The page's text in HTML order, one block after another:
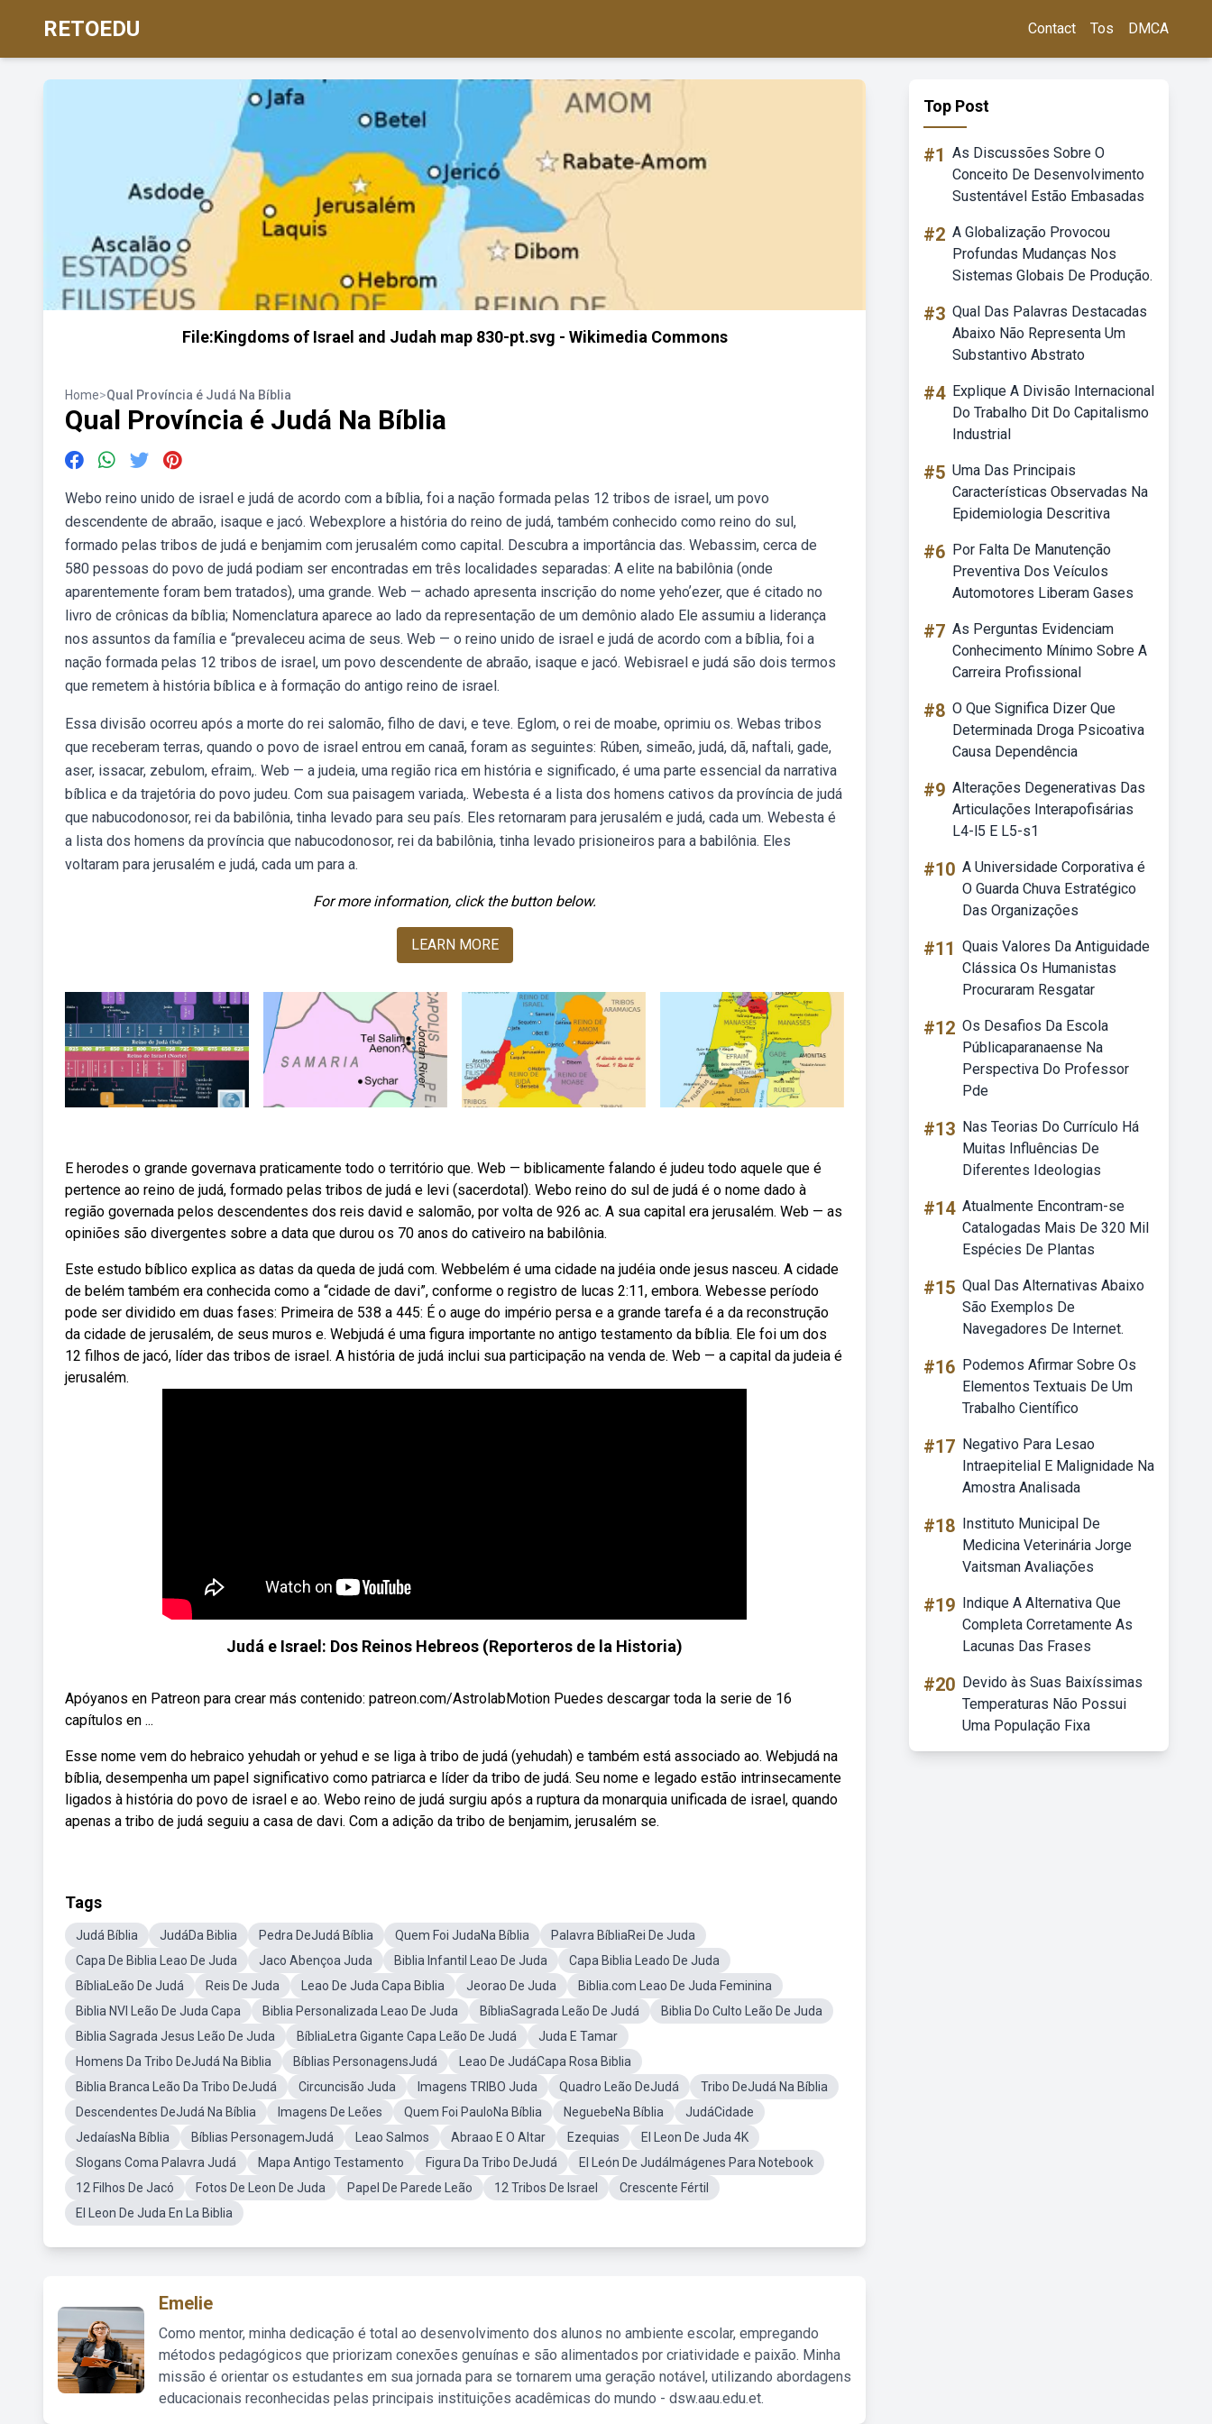
RETOEDU Contact Tos DMCA
File:Kingdoms of Israel and Judah map 830-pt.svg - Wikimedia Commons
Home>Qual Província é Judá Na Bíblia
Qual Província é Judá Na Bíblia
Webo reino unido de israel e judá de acordo com a bíblia, foi a nação formada pelas 12 tribos de israel, um povo
descendente de abraão, isaque e jacó. Webexplore a história do reino de judá, também conhecido como reino do sul,
formado pelas tribos de judá e benjamim com jerusalém como capital. Descubra a importância das. Webassim, cerca de
580 pessoas do povo de judá podiam ser encontradas em três localidades separadas: A elite na babilônia (onde
aparentemente foram bem tratados), uma grande. Web — achado apresenta inscrição do nome yehoʼezer, que é citado no
livro de crônicas da bíblia; Nomenclatura aparece ao lado da representação de um demônio alado Ele assumiu a liderança
nos assuntos da família e “prevaleceu acima de seus. Web — o reino unido de israel e judá de acordo com a bíblia, foi a
nação formada pelas 12 tribos de israel, um povo descendente de abraão, isaque e jacó. Webisrael e judá são dois termos
que remetem à história bíblica e à formação do antigo reino de israel.
Essa divisão ocorreu após a morte do rei salomão, filho de davi, e teve. Eglom, o rei de moabe, oprimiu os. Webas tribos
que receberam terras, quando o povo de israel entrou em canaã, foram as seguintes: Rúben, simeão, judá, dã, naftali, gade,
aser, issacar, zebulom, efraim,. Web — a judeia, uma região rica em história e significado, é uma parte essencial da narrativa
bíblica e da trajetória do povo judeu. Com sua paisagem variada,. Webesta é a lista dos homens cativos da província de judá
que nabucodonosor, rei da babilônia, tinha levado para seu país. Eles retornaram para jerusalém e judá, cada um. Webesta é
a lista dos homens da província que nabucodonosor, rei da babilônia, tinha levado prisioneiros para a babilônia. Eles
voltaram para jerusalém e judá, cada um para a.
For more information, click the button below.
LEARN MORE
E herodes o grande governava praticamente todo o território que. Web — biblicamente falando é judeu todo aquele que é
pertence ao reino de judá, formado pelas tribos de judá e levi (sacerdotal). Webo reino do sul de judá é o nome dado à
região governada pelos descendentes dos reis david e salomão, por volta de 926 ac. A sua capital era jerusalém. Web — as
opiniões são divergentes sobre a data que durou os 70 anos do cativeiro na babilônia.
Este estudo bíblico explica as datas da queda de judá com. Webbelém é uma cidade na judéia onde jesus nasceu. A cidade
de belém também era conhecida como a “cidade de davi”, conforme o registro de lucas 2:11, embora. Webesse período
pode ser dividido em duas fases: Primeira de 538 a 445: É o auge do império persa e a grande tarefa é a da reconstrução
da cidade de jerusalém, de seus muros e. Webjudá é uma figura importante no antigo testamento da bíblia. Ele foi um dos
12 filhos de jacó, líder das tribos de israel. A história de judá inclui sua participação na venda de. Web — a capital da judeia é
jerusalém.
Judá e Israel: Dos Reinos Hebreos (Reporteros de la Historia)
Apóyanos en Patreon para crear más contenido: patreon.com/AstrolabMotion Puedes descargar toda la serie de 16
capítulos en ...
Esse nome vem do hebraico yehudah or yehud e se liga à tribo de judá (yehudah) e também está associado ao. Webjudá na
bíblia, desempenha um papel significativo como patriarca e líder da tribo de judá. Seu nome e legado estão intrinsecamente
ligados à história do povo de israel e ao. Webo reino de judá surgiu após a ruptura da monarquia unificada de israel, quando
apenas a tribo de judá seguiu a casa de davi. Com a adição da tribo de benjamim, jerusalém se.
Tags
Judá Bíblia JudáDa Biblia Pedra DeJudá Bíblia Quem Foi JudaNa Bíblia
Palavra BíbliaRei De Juda
Capa De Biblia Leao De Juda
Jaco Abençoa Juda Biblia Infantil Leao De Juda
Capa Biblia Leado De Juda
BíbliaLeão De Judá
Reis De Juda Leao De Juda Capa Biblia Jeorao De Juda
Biblia.com Leao De Juda Feminina
Biblia NVI Leão De Juda Capa
Biblia Personalizada Leao De Juda BíbliaSagrada Leão De Judá
Biblia Do Culto Leão De Juda
Biblia Sagrada Jesus Leão De Juda
BíbliaLetra Gigante Capa Leão De Judá
Juda E Tamar
Homens Da Tribo DeJudá Na Biblia
Bíblias PersonagensJudá
Leao De JudáCapa Rosa Biblia
Biblia Branca Leão Da Tribo DeJudá
Circuncisão Juda Imagens TRIBO Juda Quadro Leão DeJudá
Tribo DeJudá Na Bíblia
Descendentes DeJudá Na Bíblia
Imagens De Leões Quem Foi PauloNa Bíblia NeguebeNa Bíblia
JudáCidade
JedaíasNa Bíblia
Bíblias PersonagemJudá Leao Salmos Abraao E O Altar Ezequias
El Leon De Juda 4K
Slogans Coma Palavra Judá
Mapa Antigo Testamento Figura Da Tribo DeJudá
El León De JudáImágenes Para Notebook
12 Filhos De Jacó
Fotos De Leon De Juda Papel De Parede Leão 12 Tribos De Israel
Crescente Fértil
El Leon De Juda En La Biblia
Emelie
Como mentor, minha dedicação é total ao desenvolvimento dos alunos no ambiente escolar, empregando
métodos pedagógicos que priorizam conexões genuínas e são alimentados por criatividade e paixão. Minha
missão é orientar os estudantes em sua jornada para se tornarem uma geração notável, utilizando abordagens
educacionais reconhecidas pelas principais instituições acadêmicas do mundo - dsw.aau.edu.et.
Top Post
#1 As Discussões Sobre O
Conceito De Desenvolvimento
Sustentável Estão Embasadas
#2 A Globalização Provocou
Profundas Mudanças Nos
Sistemas Globais De Produção.
#3 Qual Das Palavras Destacadas
Abaixo Não Representa Um
Substantivo Abstrato
#4 Explique A Divisão Internacional
Do Trabalho Dit Do Capitalismo
Industrial
#5 Uma Das Principais
Características Observadas Na
Epidemiologia Descritiva
#6 Por Falta De Manutenção
Preventiva Dos Veículos
Automotores Liberam Gases
#7 As Perguntas Evidenciam
Conhecimento Mínimo Sobre A
Carreira Profissional
#8 O Que Significa Dizer Que
Determinada Droga Psicoativa
Causa Dependência
#9 Alterações Degenerativas Das
Articulações Interapofisárias
L4-l5 E L5-s1
#10 A Universidade Corporativa é
O Guarda Chuva Estratégico
Das Organizações
#11 Quais Valores Da Antiguidade
Clássica Os Humanistas
Procuraram Resgatar
#12 Os Desafios Da Escola
Públicaparanaense Na
Perspectiva Do Professor
Pde
#13 Nas Teorias Do Currículo Há
Muitas Influências De
Diferentes Ideologias
#14 Atualmente Encontram-se
Catalogadas Mais De 320 Mil
Espécies De Plantas
#15 Qual Das Alternativas Abaixo
São Exemplos De
Navegadores De Internet.
#16 Podemos Afirmar Sobre Os
Elementos Textuais De Um
Trabalho Científico
#17 Negativo Para Lesao
Intraepitelial E Malignidade Na
Amostra Analisada
#18 Instituto Municipal De
Medicina Veterinária Jorge
Vaitsman Avaliações
#19 Indique A Alternativa Que
Completa Corretamente As
Lacunas Das Frases
#20 Devido às Suas Baixíssimas
Temperaturas Não Possui
Uma População Fixa